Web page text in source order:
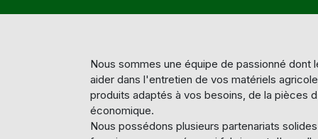
Nous sommes une équipe de passionné dont
aider dans l'entretien de vos matériels
produits adaptés à vos besoins, de la pièces
économique.
Nous possédons plusieurs partenariats